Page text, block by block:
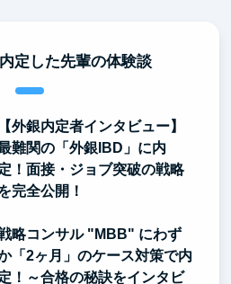
定した先輩の体験談
【外銀内定者インタビュー】
難関の「外銀IBD」に内
！面接・ジョブ突破の戦略
完全公開！
略コンサル "MBB" にわず
「2ヶ月」のケース対策で内
！～合格の秘訣をインタビ